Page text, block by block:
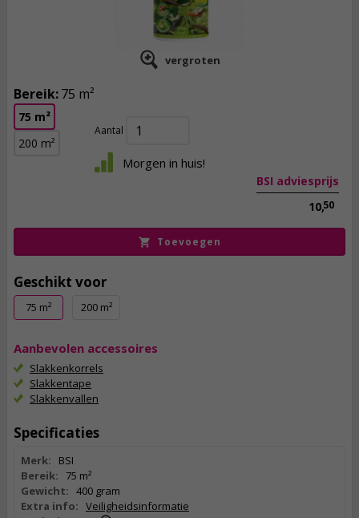
vergroten
BSI adviesprijs
10,50
Bereik:75 m²
75 m²
200 m²
Aantal
Morgen in huis!
Toevoegen
Geschikt voor
75 m² 200 m²
Aanbevolen accessoires
Slakkenkorrels
Slakkentape
Slakkenvallen
Specificaties
Merk:
BSI
Bereik:
75 m²
Gewicht: 400 gram
Extra info: Veiligheidsinformatie